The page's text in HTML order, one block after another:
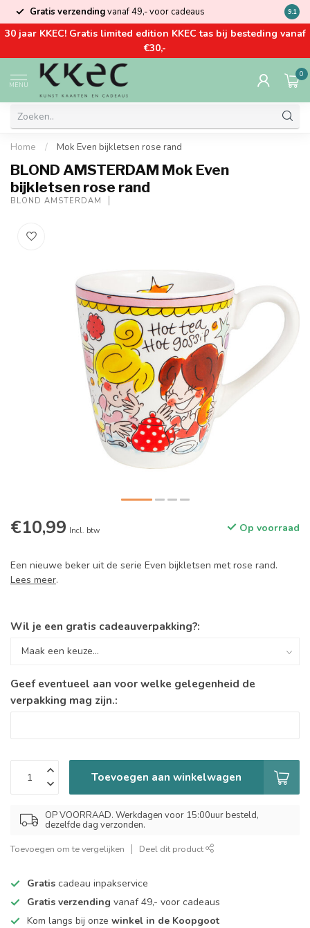
Gratis verzendingvanaf 49,- voor cadeaus Kom
9.1
30 jaar KKEC! Gratis limited edition KKEC tas bij besteding vanaf
€30,-
MENU
0
Home / Mok Even bijkletsen rose rand
BLOND AMSTERDAM Mok Even
bijkletsen rose rand
BLOND AMSTERDAM
€10,99 Incl. btw Op voorraad
Een nieuwe beker uit de serie Even bijkletsen met rose rand.
Lees meer.
Wil je een gratis cadeauverpakking?:
Geef eventueel aan voor welke gelegenheid de
verpakking mag zijn.:
Toevoegen aan winkelwagen
OP VOORRAAD. Werkdagen voor 15:00uur besteld,
dezelfde dag verzonden.
Toevoegen om te vergelijken Deel dit product
Gratis cadeau inpakservice
Gratis verzending vanaf 49,- voor cadeaus
Kom langs bij onze winkel in de Koopgoot